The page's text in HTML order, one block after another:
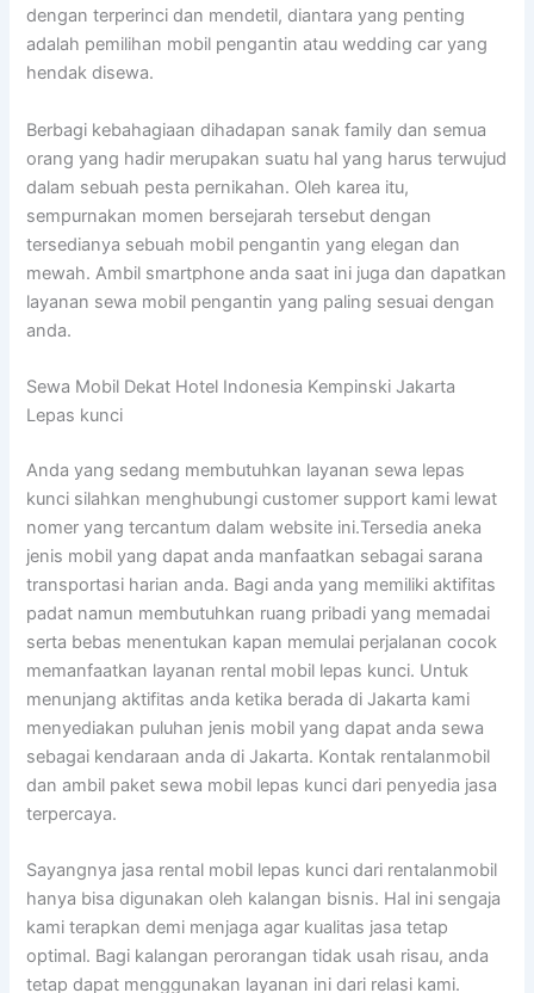
dengan terperinci dan mendetil, diantara yang penting
adalah pemilihan mobil pengantin atau wedding car yang
hendak disewa.
Berbagi kebahagiaan dihadapan sanak family dan semua
orang yang hadir merupakan suatu hal yang harus terwujud
dalam sebuah pesta pernikahan. Oleh karea itu,
sempurnakan momen bersejarah tersebut dengan
tersedianya sebuah mobil pengantin yang elegan dan
mewah. Ambil smartphone anda saat ini juga dan dapatkan
layanan sewa mobil pengantin yang paling sesuai dengan
anda.
Sewa Mobil Dekat Hotel Indonesia Kempinski Jakarta
Lepas kunci
Anda yang sedang membutuhkan layanan sewa lepas
kunci silahkan menghubungi customer support kami lewat
nomer yang tercantum dalam website ini.Tersedia aneka
jenis mobil yang dapat anda manfaatkan sebagai sarana
transportasi harian anda. Bagi anda yang memiliki aktifitas
padat namun membutuhkan ruang pribadi yang memadai
serta bebas menentukan kapan memulai perjalanan cocok
memanfaatkan layanan rental mobil lepas kunci. Untuk
menunjang aktifitas anda ketika berada di Jakarta kami
menyediakan puluhan jenis mobil yang dapat anda sewa
sebagai kendaraan anda di Jakarta. Kontak rentalanmobil
dan ambil paket sewa mobil lepas kunci dari penyedia jasa
terpercaya.
Sayangnya jasa rental mobil lepas kunci dari rentalanmobil
hanya bisa digunakan oleh kalangan bisnis. Hal ini sengaja
kami terapkan demi menjaga agar kualitas jasa tetap
optimal. Bagi kalangan perorangan tidak usah risau, anda
tetap dapat menggunakan layanan ini dari relasi kami.